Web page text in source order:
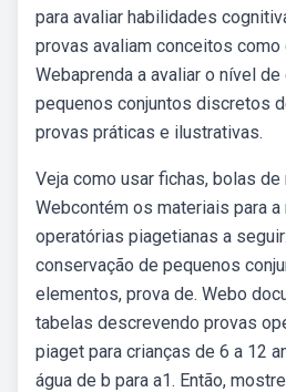
para avaliar habilidades
provas avaliam conceitos como
Webaprenda a avaliar o nível
pequenos conjuntos discretos
provas práticas e ilustrativas.
Veja como usar fichas, bolas de
Webcontém os materiais para
operatórias piagetianas a
conservação de pequenos
elementos, prova de. Webo
tabelas descrevendo provas
piaget para crianças de 6 a 12
água de b para a1. Então,